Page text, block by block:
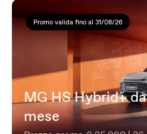
Promo valida fino al 31/08/26
MG HS Hybrid+
mese